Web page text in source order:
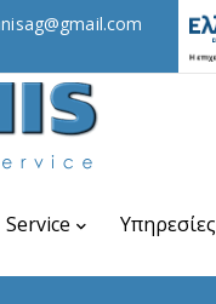
Service Υπηρεσίες